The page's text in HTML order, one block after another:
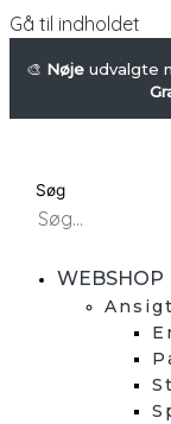
Gå til indholdet
🎨 Nøje udvalgte
Søg
WEBSHOP